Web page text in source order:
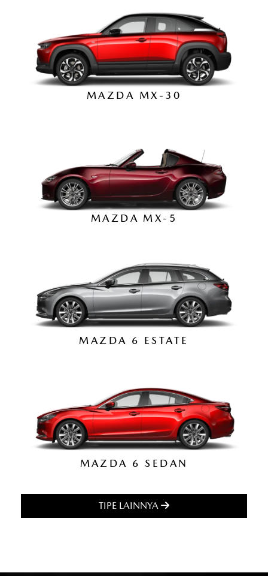
MAZDA MX-30
MAZDA MX-5
MAZDA 6 ESTATE
MAZDA 6 SEDAN
TIPE LAINNYA